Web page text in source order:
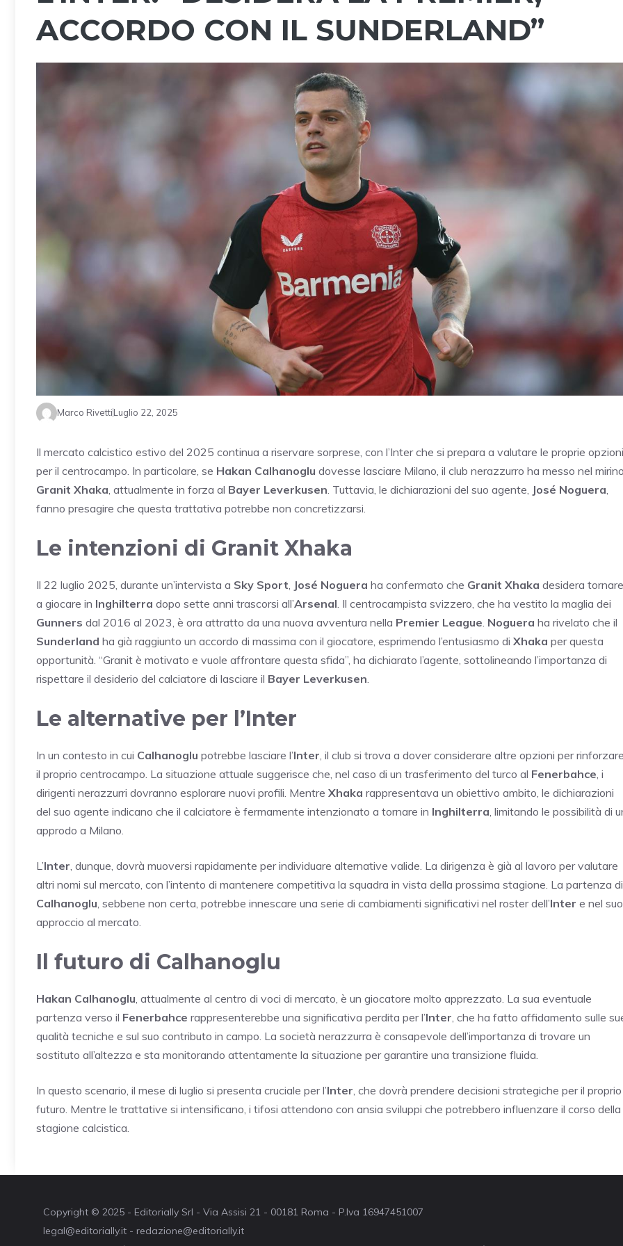
ACCORDO CON IL SUNDERLAND”
Marco RivettiLuglio 22, 2025
Il mercato calcistico estivo del 2025 continua a riservare sorprese, con l’Inter che si prepara a valutare le proprie opzioni
per il centrocampo. In particolare, se Hakan Calhanoglu dovesse lasciare Milano, il club nerazzurro ha messo nel
Granit Xhaka , attualmente in forza al Bayer Leverkusen . Tuttavia, le dichiarazioni del suo agente, José Noguera
fanno presagire che questa trattativa potrebbe non concretizzarsi.
Le intenzioni di Granit Xhaka
Il 22 luglio 2025, durante un’intervista a Sky Sport José Noguera ha confermato che Granit Xhaka desidera tornare
a giocare in Inghilterra dopo sette anni trascorsi all’Arsenal . Il centrocampista svizzero, che ha vestito la maglia dei
Gunners dal 2016 al 2023, è ora attratto da una nuova avventura nella Premier League Noguera ha rivelato che il
Sunderland ha già raggiunto un accordo di massima con il giocatore, esprimendo l’entusiasmo di Xhaka per questa
opportunità. “Granit è motivato e vuole affrontare questa sfida”, ha dichiarato l’agente, sottolineando l’importanza di
rispettare il desiderio del calciatore di lasciare il Bayer Leverkusen
Le alternative per l’Inter
In un contesto in cui Calhanoglu potrebbe lasciare l’Inter , il club si trova a dover considerare altre opzioni per
il proprio centrocampo. La situazione attuale suggerisce che, nel caso di un trasferimento del turco al Fenerbahce , i
dirigenti nerazzurri dovranno esplorare nuovi profili. Mentre Xhaka rappresentava un obiettivo ambito, le dichiarazioni
del suo agente indicano che il calciatore è fermamente intenzionato a tornare in Inghilterra , limitando le possibilità di
approdo a Milano.
L’Inter , dunque, dovrà muoversi rapidamente per individuare alternative valide. La dirigenza è già al lavoro per valutare
altri nomi sul mercato, con l’intento di mantenere competitiva la squadra in vista della prossima stagione. La partenza di
Calhanoglu , sebbene non certa, potrebbe innescare una serie di cambiamenti significativi nel roster dell’Inter e nel suo
approccio al mercato.
Il futuro di Calhanoglu
Hakan Calhanoglu , attualmente al centro di voci di mercato, è un giocatore molto apprezzato. La sua eventuale
partenza verso il Fenerbahce rappresenterebbe una significativa perdita per l’Inter , che ha fatto affidamento sulle
qualità tecniche e sul suo contributo in campo. La società nerazzurra è consapevole dell’importanza di trovare un
sostituto all’altezza e sta monitorando attentamente la situazione per garantire una transizione fluida.
In questo scenario, il mese di luglio si presenta cruciale per l’Inter , che dovrà prendere decisioni strategiche per il proprio
futuro. Mentre le trattative si intensificano, i tifosi attendono con ansia sviluppi che potrebbero influenzare il corso della
stagione calcistica.
Copyright © 2025 - Editorially Srl - Via Assisi 21 - 00181 Roma - P.Iva 16947451007
legal@editorially.it - redazione@editorially.it